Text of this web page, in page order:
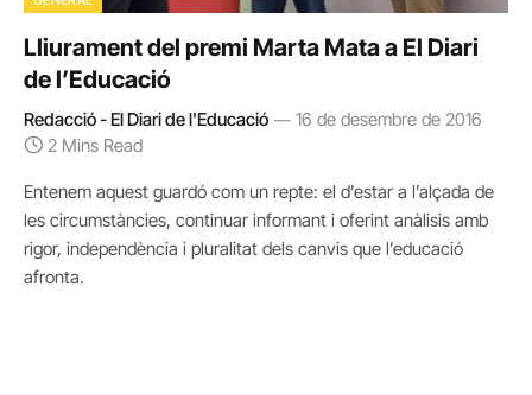
Lliurament del premi Marta Mata a El Diari
de l’Educació
Redacció - El Diari de l'Educació
16 de desembre de 2016
2 Mins Read
Entenem aquest guardó com un repte: el d’estar a l’alçada de
les circumstàncies, continuar informant i oferint anàlisis amb
rigor, independència i pluralitat dels canvis que l’educació
afronta.